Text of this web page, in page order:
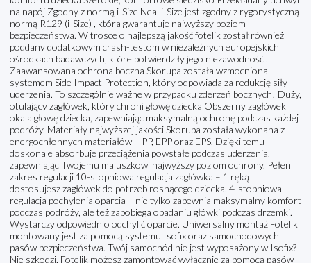
na napój Zgodny z normą i-Size Neal i-Size jest zgodny z rygorystyczną
normą R129 (i-Size) , która gwarantuje najwyższy poziom
bezpieczeństwa. W trosce o najlepszą jakość fotelik został również
poddany dodatkowym crash-testom w niezależnych europejskich
ośrodkach badawczych, które potwierdziły jego niezawodność .
Zaawansowana ochrona boczna Skorupa została wzmocniona
systemem Side Impact Protection, który odpowiada za redukcję siły
uderzenia. To szczególnie ważne w przypadku zderzeń bocznych! Duży,
otulający zagłówek, który chroni głowę dziecka Obszerny zagłówek
okala głowę dziecka, zapewniając maksymalną ochronę podczas każdej
podróży. Materiały najwyższej jakości Skorupa została wykonana z
energochłonnych materiałów – PP, EPP oraz EPS. Dzięki temu
doskonale absorbuje przeciążenia powstałe podczas uderzenia,
zapewniając Twojemu maluszkowi najwyższy poziom ochrony. Pełen
zakres regulacji 10-stopniowa regulacja zagłówka – 1 ręką
dostosujesz zagłówek do potrzeb rosnącego dziecka. 4-stopniowa
regulacja pochylenia oparcia – nie tylko zapewnia maksymalny komfort
podczas podróży, ale też zapobiega opadaniu główki podczas drzemki.
Wystarczy odpowiednio odchylić oparcie. Uniwersalny montaż Fotelik
montowany jest za pomocą systemu Isofix oraz samochodowych
pasów bezpieczeństwa. Twój samochód nie jest wyposażony w Isofix?
Nie szkodzi. Fotelik możesz zamontować wyłącznie za pomocą pasów